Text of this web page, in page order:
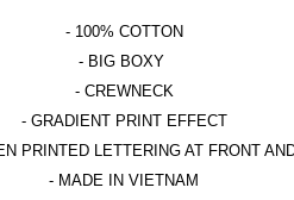
- 100% COTTON
- BIG BOXY
- CREWNECK
- GRADIENT PRINT EFFECT
PRINTED LETTERING AT FRONT
- MADE IN VIETNAM